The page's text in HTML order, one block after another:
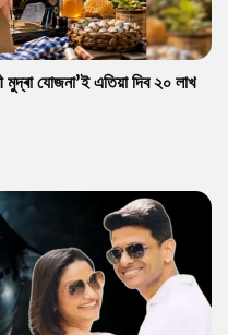
যোজনা’ই এতিয়া দিব ২০ লাখ